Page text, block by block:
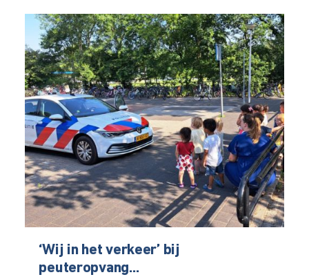
‘Wij in het verkeer’ bij
peuteropvang...